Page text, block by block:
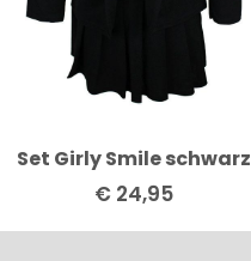
Set Girly Smile schwarz
€ 24,95